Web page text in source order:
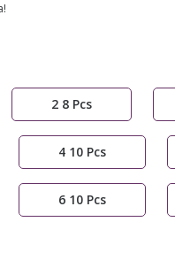
2 8 Pcs
4 10 Pcs
6 10 Pcs